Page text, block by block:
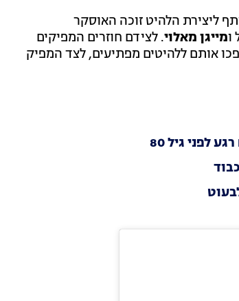
ליצירת הלהיט זוכה האוסקר
ומייגן מאלוי. לצידם חוזרים המפיקים
אותם ללהיטים מפתיעים, לצד המפיק
לפני גיל 80